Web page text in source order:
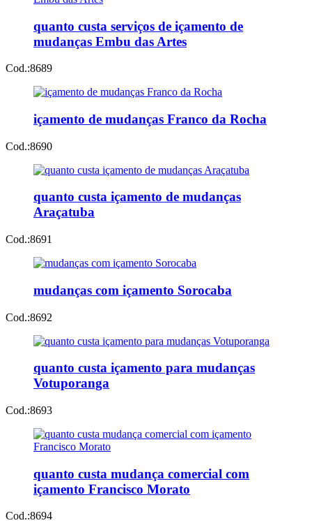
quanto custa serviços de içamento de
mudanças Embu das Artes
Cod.:8689
içamento de mudanças Franco da Rocha
Cod.:8690
quanto custa içamento de mudanças
Araçatuba
Cod.:8691
mudanças com içamento Sorocaba
Cod.:8692
quanto custa içamento para mudanças
Votuporanga
Cod.:8693
quanto custa mudança comercial com
içamento Francisco Morato
Cod.:8694